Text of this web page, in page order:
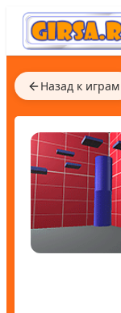
Назад к играм